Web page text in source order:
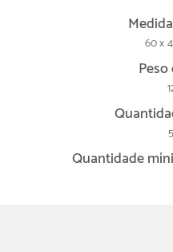
60 x
Quantidade